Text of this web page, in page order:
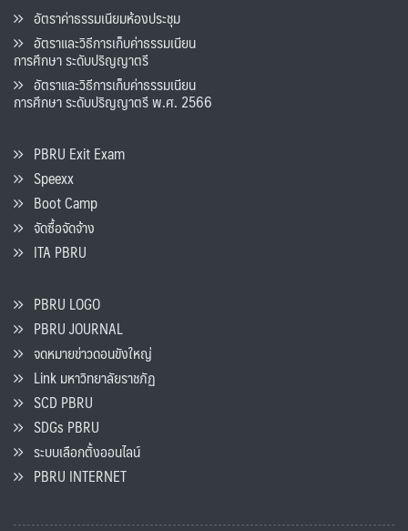
อัตราค่าธรรมเนียมห้องประชุม
อัตราและวิธีการเก็บค่าธรรมเนียน
การศึกษา ระดับปริญญาตรี
อัตราและวิธีการเก็บค่าธรรมเนียน
การศึกษา ระดับปริญญาตรี พ.ศ. 2566
PBRU Exit Exam
Speexx
Boot Camp
จัดซื้อจัดจ้าง
ITA PBRU
PBRU LOGO
PBRU JOURNAL
จดหมายข่าวดอนขังใหญ่
Link มหาวิทยาลัยราชภัฏ
SCD PBRU
SDGs PBRU
ระบบเลือกตั้งออนไลน์
PBRU INTERNET